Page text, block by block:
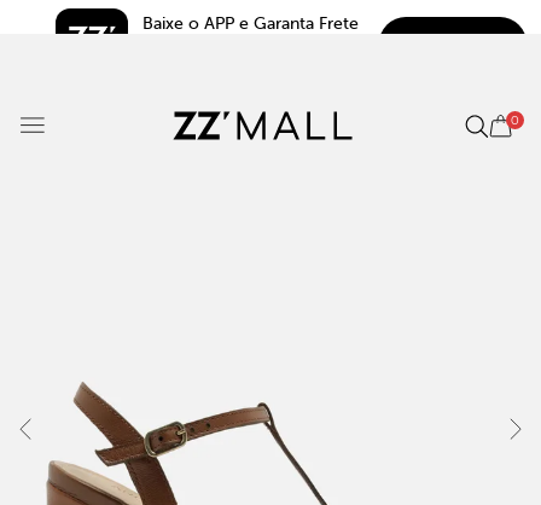
Baixe o APP e Garanta Frete
0